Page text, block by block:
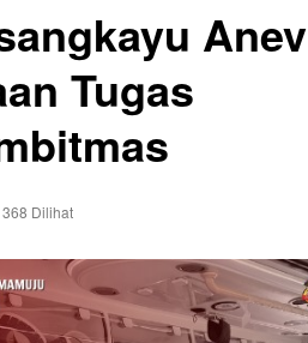
Anev
Tugas
368 Dilihat